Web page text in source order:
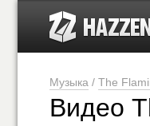
Музыка / The
Видео